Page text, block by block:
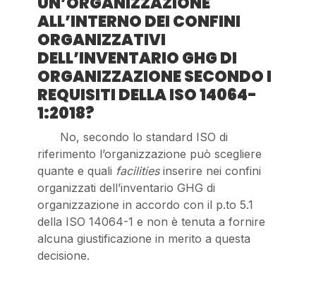
ALL’INTERNO DEI CONFINI
ORGANIZZATIVI
DELL’INVENTARIO GHG DI
ORGANIZZAZIONE SECONDO I
REQUISITI DELLA ISO 14064-
1:2018?
No, secondo lo standard ISO di
riferimento l’organizzazione può scegliere
quante e quali facilities inserire nei confini
organizzati dell’inventario GHG di
organizzazione in accordo con il p.to 5.1
della ISO 14064-1 e non è tenuta a fornire
alcuna giustificazione in merito a questa
decisione.